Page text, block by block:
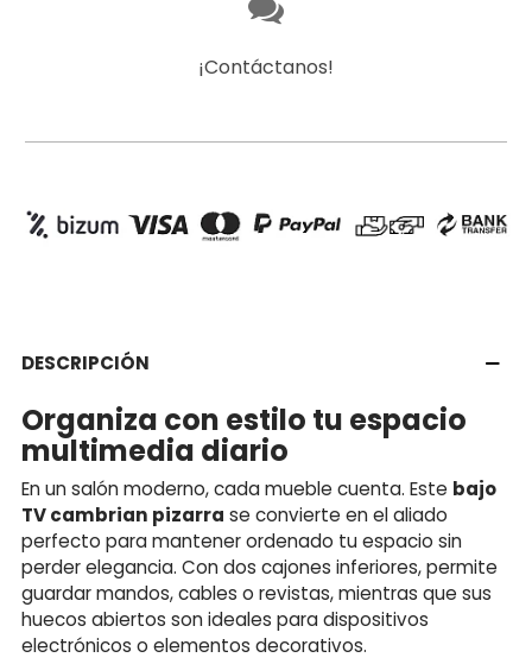
¡Contáctanos!
DESCRIPCIÓN
Organiza con estilo tu espacio
multimedia diario
En un salón moderno, cada mueble cuenta. Este bajo
TV cambrian pizarra se convierte en el aliado
perfecto para mantener ordenado tu espacio sin
perder elegancia. Con dos cajones inferiores, permite
guardar mandos, cables o revistas, mientras que sus
huecos abiertos son ideales para dispositivos
electrónicos o elementos decorativos.